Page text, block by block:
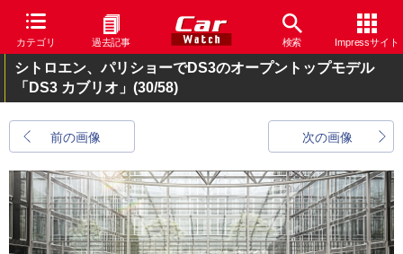
カテゴリ 過去記事 検索 Impressサイト
シトロエン、パリショーでDS3のオープントップモデル
「DS3 カブリオ」 (30/58)
前の画像 次の画像